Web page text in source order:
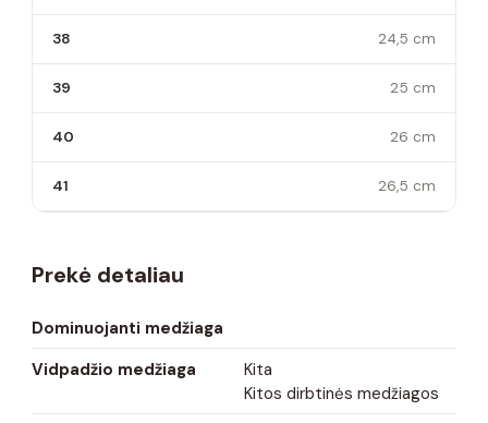
38 24,5 cm
39 25 cm
40 26 cm
41 26,5 cm
Prekė detaliau
Dominuojanti medžiaga
Vidpadžio medžiaga
Kita
Kitos dirbtinės medžiagos